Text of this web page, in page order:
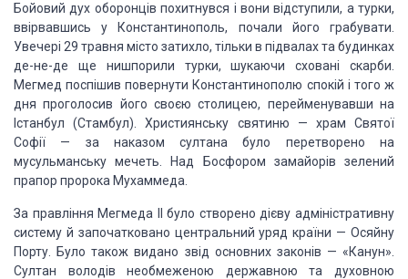
Бойовий дух оборонців похитнувся і вони відступили, а турки,
ввірвавшись у Константинополь, почали його грабувати.
Увечері 29 травня місто затихло, тільки в підвалах та будинках
де-не-де ще нишпорили турки, шукаючи сховані скарби.
Мегмед поспішив повернути Константинополю спокій і того ж
дня проголосив його своєю столицею, перейменувавши на
Істанбул (Стамбул). Християнську святиню — храм Святої
Софії — за наказом султана було перетворено на
мусульманську мечеть. Над Босфором замайорів зелений
прапор пророка Мухаммеда.
За правління Мегмеда ІІ було створено дієву адміністративну
систему й започатковано центральний уряд країни — Осяйну
Порту. Було також видано звід основних законів — «Канун».
Султан володів необмеженою державною та духовною